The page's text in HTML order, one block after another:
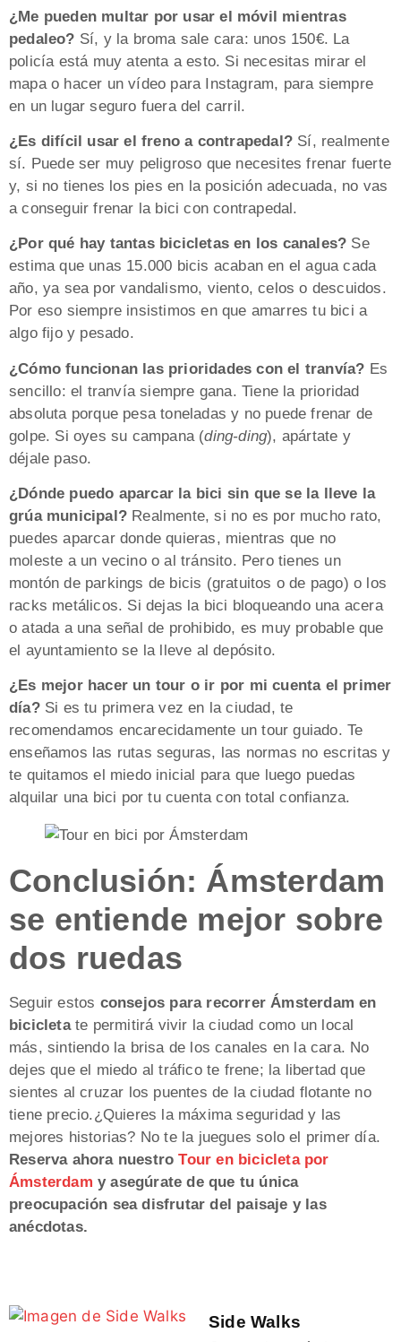
¿Me pueden multar por usar el móvil mientras
pedaleo? Sí, y la broma sale cara: unos 150€. La
policía está muy atenta a esto. Si necesitas mirar el
mapa o hacer un vídeo para Instagram, para siempre
en un lugar seguro fuera del carril.
¿Es difícil usar el freno a contrapedal? Sí, realmente
sí. Puede ser muy peligroso que necesites frenar fuerte
y, si no tienes los pies en la posición adecuada, no vas
a conseguir frenar la bici con contrapedal.
¿Por qué hay tantas bicicletas en los canales? Se
estima que unas 15.000 bicis acaban en el agua cada
año, ya sea por vandalismo, viento, celos o descuidos.
Por eso siempre insistimos en que amarres tu bici a
algo fijo y pesado.
¿Cómo funcionan las prioridades con el tranvía? Es
sencillo: el tranvía siempre gana. Tiene la prioridad
absoluta porque pesa toneladas y no puede frenar de
golpe. Si oyes su campana (ding-ding), apártate y
déjale paso.
¿Dónde puedo aparcar la bici sin que se la lleve la
grúa municipal? Realmente, si no es por mucho rato,
puedes aparcar donde quieras, mientras que no
moleste a un vecino o al tránsito. Pero tienes un
montón de parkings de bicis (gratuitos o de pago) o los
racks metálicos. Si dejas la bici bloqueando una acera
o atada a una señal de prohibido, es muy probable que
el ayuntamiento se la lleve al depósito.
¿Es mejor hacer un tour o ir por mi cuenta el primer
día?Si es tu primera vez en la ciudad, te
recomendamos encarecidamente un tour guiado. Te
enseñamos las rutas seguras, las normas no escritas y
te quitamos el miedo inicial para que luego puedas
alquilar una bici por tu cuenta con total confianza.
Conclusión: Ámsterdam
se entiende mejor sobre
dos ruedas
Seguir estos consejos para recorrer Ámsterdam en
bicicletate permitirá vivir la ciudad como un local
más, sintiendo la brisa de los canales en la cara. No
dejes que el miedo al tráfico te frene; la libertad que
sientes al cruzar los puentes de la ciudad flotante no
tiene precio.¿Quieres la máxima seguridad y las
mejores historias? No te la juegues solo el primer día.
Reserva ahora nuestroTour en bicicleta por
Ámsterdam y asegúrate de que tu única
preocupación sea disfrutar del paisaje y las
anécdotas.
Side Walks